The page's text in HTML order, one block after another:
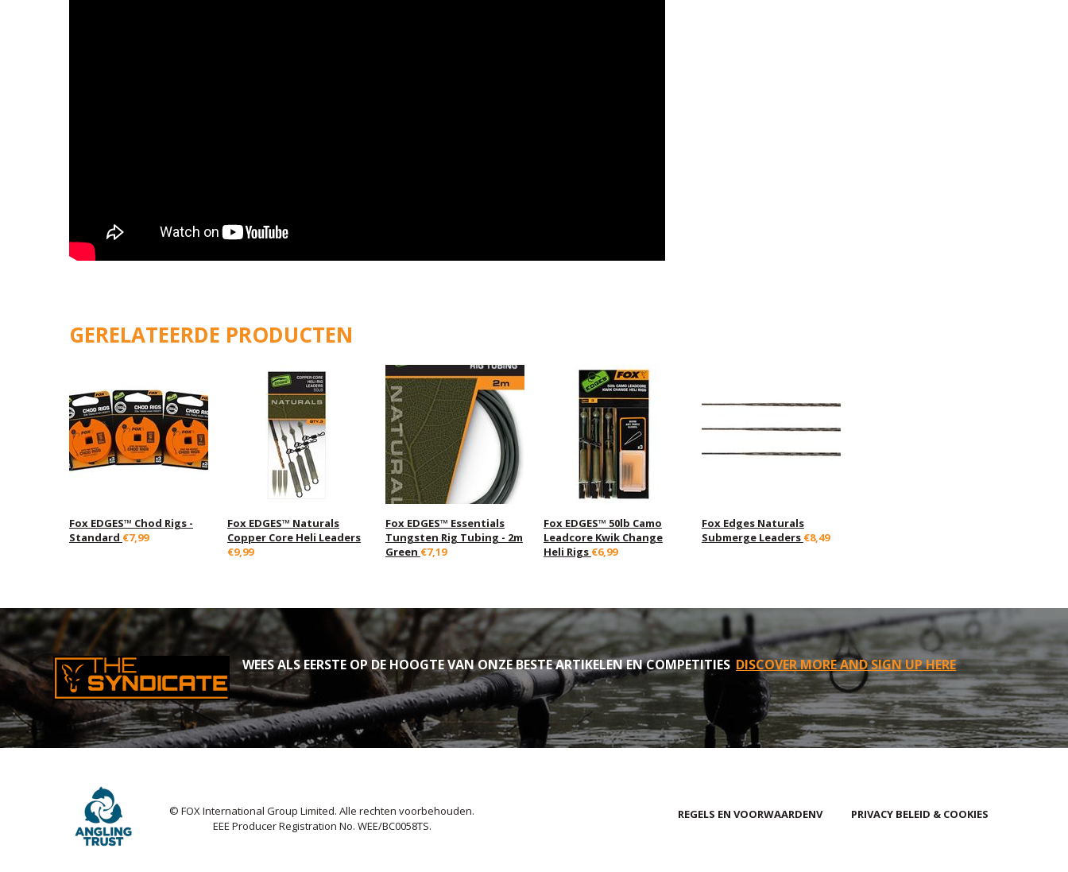
GERELATEERDE PRODUCTEN
Fox EDGES™ Chod Rigs -
Standard €7,99
Fox EDGES™ Naturals
Copper Core Heli Leaders
€9,99
Fox EDGES™ Essentials
Tungsten Rig Tubing - 2m
Green €7,19
Fox EDGES™ 50lb Camo
Leadcore Kwik Change
Heli Rigs €6,99
Fox Edges Naturals
Submerge Leaders €8,49
WEES ALS EERSTE OP DE HOOGTE VAN ONZE BESTE ARTIKELEN EN COMPETITIES DISCOVER MORE AND SIGN UP HERE
© FOX International Group Limited. Alle rechten voorbehouden.
EEE Producer Registration No. WEE/BC0058TS.
REGELS EN VOORWAARDENV PRIVACY BELEID & COOKIES